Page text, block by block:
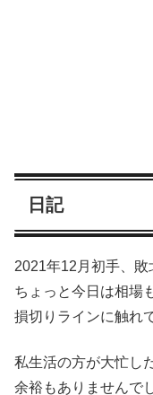
日記
2021年12月初手、敗
ちょっと今日は相場
損切りラインに触れ
私生活の方が大忙し
余裕もありませんで